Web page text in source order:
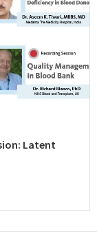
Latent